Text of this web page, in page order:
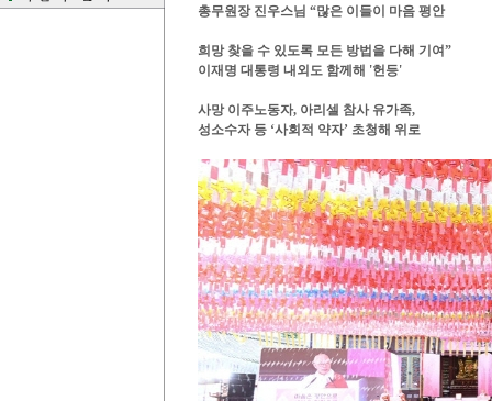
총무원장 진우스님 “많은 이들이 마음 평안
​​​​​​​희망 찾을 수 있도록 모든 방법을 다해 기여”
이재명 대통령 내외도 함께해 '헌등'
사망 이주노동자, 아리셀 참사 유가족,
성소수자 등 ‘사회적 약자’ 초청해 위로